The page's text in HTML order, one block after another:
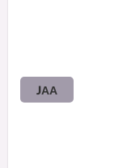
JAA